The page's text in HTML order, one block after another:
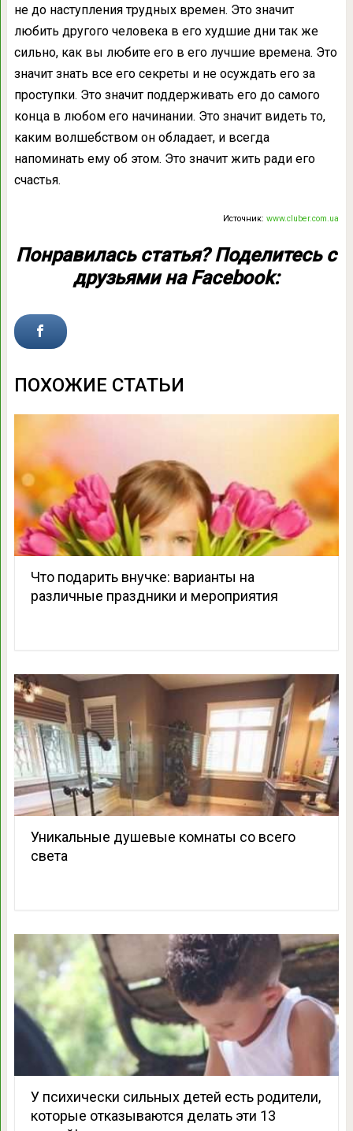
не до наступления трудных времен. Это значит
любить другого человека в его худшие дни так же
сильно, как вы любите его в его лучшие времена. Это
значит знать все его секреты и не осуждать его за
проступки. Это значит поддерживать его до самого
конца в любом его начинании. Это значит видеть то,
каким волшебством он обладает, и всегда
напоминать ему об этом. Это значит жить ради его
счастья.
Источник:www.cluber.com.ua
Понравилась статья? Поделитесь с
друзьями на Facebook:
ПОХОЖИЕ СТАТЬИ
Что подарить внучке: варианты на
различные праздники и мероприятия
Уникальные душевые комнаты со всего
света
У психически сильных детей есть родители,
которые отказываются делать эти 13